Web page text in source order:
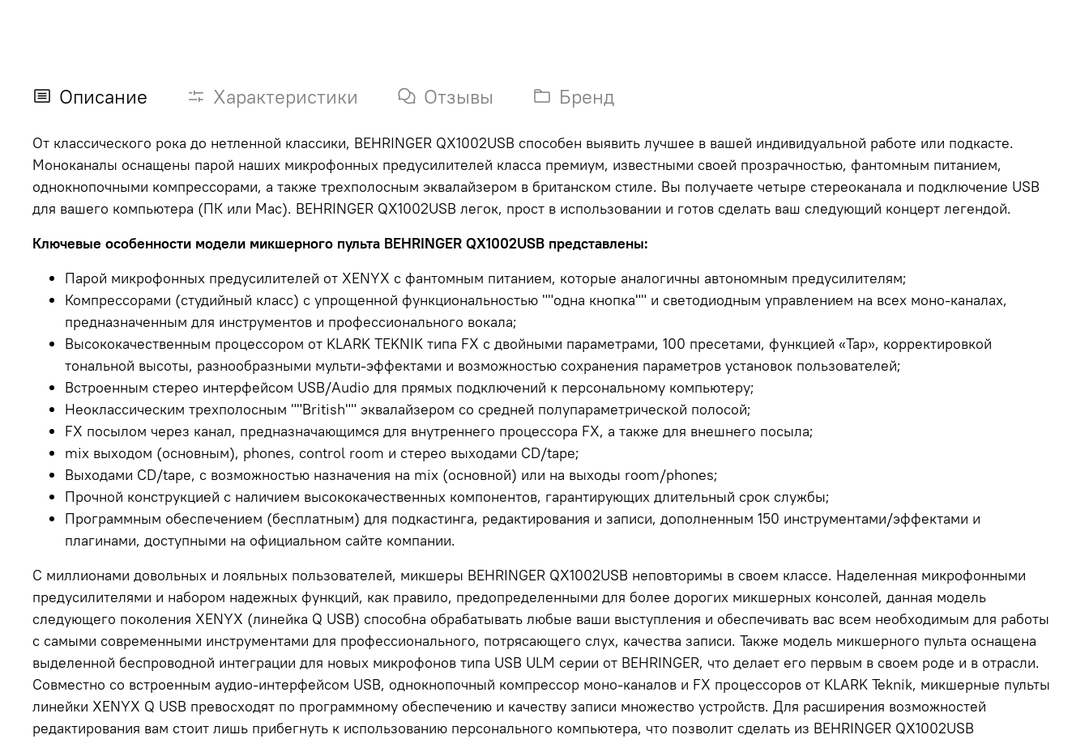
Описание Характеристики Отзывы Бренд
От классического рока до нетленной классики, BEHRINGER QX1002USB способен выявить лучшее в вашей индивидуальной работе или подкасте.
Моноканалы оснащены парой наших микрофонных предусилителей класса премиум, известными своей прозрачностью, фантомным питанием,
однокнопочными компрессорами, а также трехполосным эквалайзером в британском стиле. Вы получаете четыре стереоканала и подключение USB
для вашего компьютера (ПК или Mac). BEHRINGER QX1002USB легок, прост в использовании и готов сделать ваш следующий концерт легендой.
Ключевые особенности модели микшерного пульта BEHRINGER QX1002USB представлены:
Парой микрофонных предусилителей от XENYX с фантомным питанием, которые аналогичны автономным предусилителям;
Компрессорами (студийный класс) с упрощенной функциональностью ""одна кнопка"" и светодиодным управлением на всех моно-каналах,
предназначенным для инструментов и профессионального вокала;
Высококачественным процессором от KLARK TEKNIK типа FX с двойными параметрами, 100 пресетами, функцией «Tap», корректировкой
тональной высоты, разнообразными мульти-эффектами и возможностью сохранения параметров установок пользователей;
Встроенным стерео интерфейсом USB/Audio для прямых подключений к персональному компьютеру;
Неоклассическим трехполосным ""British"" эквалайзером со средней полупараметрической полосой;
FX посылом через канал, предназначающимся для внутреннего процессора FX, а также для внешнего посыла;
mix выходом (основным), phones, control room и стерео выходами CD/tape;
Выходами CD/tape, с возможностью назначения на mix (основной) или на выходы room/phones;
Прочной конструкцией с наличием высококачественных компонентов, гарантирующих длительный срок службы;
Программным обеспечением (бесплатным) для подкастинга, редактирования и записи, дополненным 150 инструментами/эффектами и
плагинами, доступными на официальном сайте компании.
С миллионами довольных и лояльных пользователей, микшеры BEHRINGER QX1002USB неповторимы в своем классе. Наделенная микрофонными
предусилителями и набором надежных функций, как правило, предопределенными для более дорогих микшерных консолей, данная модель
следующего поколения XENYX (линейка Q USB) способна обрабатывать любые ваши выступления и обеспечивать вас всем необходимым для работы
с самыми современными инструментами для профессионального, потрясающего слух, качества записи. Также модель микшерного пульта оснащена
выделенной беспроводной интеграции для новых микрофонов типа USB ULM серии от BEHRINGER, что делает его первым в своем роде и в отрасли.
Совместно со встроенным аудио-интерфейсом USB, однокнопочный компрессор моно-каналов и FX процессоров от KLARK Teknik, микшерные пульты
линейки XENYX Q USB превосходят по программному обеспечению и качеству записи множество устройств. Для расширения возможностей
редактирования вам стоит лишь прибегнуть к использованию персонального компьютера, что позволит сделать из BEHRINGER QX1002USB